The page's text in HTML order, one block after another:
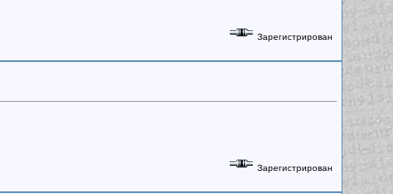
Зарегистрирован
Зарегистрирован